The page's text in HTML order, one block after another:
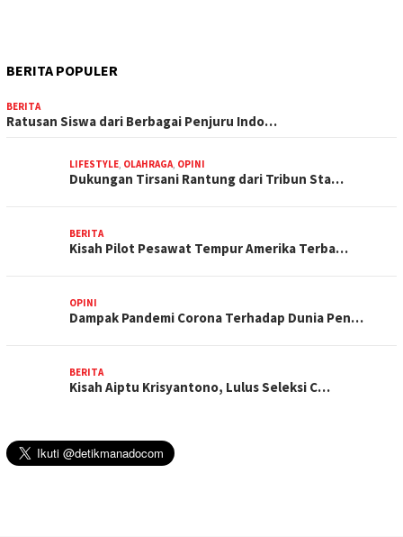
BERITA POPULER
BERITA
Ratusan Siswa dari Berbagai Penjuru Indo…
LIFESTYLE OLAHRAGA OPINI
Dukungan Tirsani Rantung dari Tribun Sta…
BERITA
Kisah Pilot Pesawat Tempur Amerika Terba…
OPINI
Dampak Pandemi Corona Terhadap Dunia Pen…
BERITA
Kisah Aiptu Krisyantono, Lulus Seleksi C…